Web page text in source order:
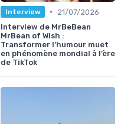
Interview •
21/07/2026
Interview de MrBeBean
MrBean of Wish :
Transformer l’humour muet
en phénomène mondial à l’ère
de TikTok